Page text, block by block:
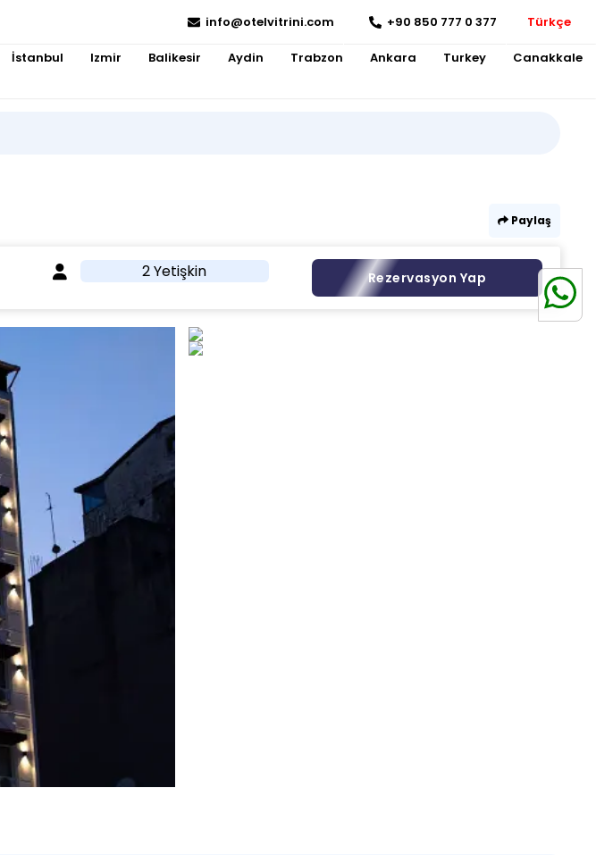
info@otelvitrini.com +90 850 777 0 377 Türkçe
İstanbul Izmir Balikesir Aydin Trabzon Ankara Turkey Canakkale
Paylaş
2 Yetişkin Rezervasyon Yap